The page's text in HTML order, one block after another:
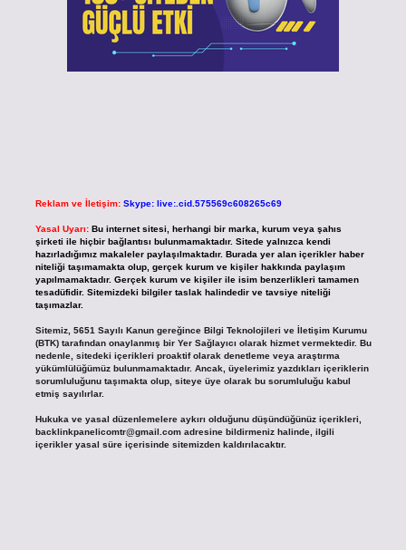
Reklam ve İletişim: Skype: live:.cid.575569c608265c69
Yasal Uyarı: Bu internet sitesi, herhangi bir marka, kurum veya şahıs
şirketi ile hiçbir bağlantısı bulunmamaktadır. Sitede yalnızca kendi
hazırladığımız makaleler paylaşılmaktadır. Burada yer alan içerikler haber
niteliği taşımamakta olup, gerçek kurum ve kişiler hakkında paylaşım
yapılmamaktadır. Gerçek kurum ve kişiler ile isim benzerlikleri tamamen
tesadüfidir. Sitemizdeki bilgiler taslak halindedir ve tavsiye niteliği
taşımazlar.
Sitemiz, 5651 Sayılı Kanun gereğince Bilgi Teknolojileri ve İletişim Kurumu
(BTK) tarafından onaylanmış bir Yer Sağlayıcı olarak hizmet vermektedir. Bu
nedenle, sitedeki içerikleri proaktif olarak denetleme veya araştırma
yükümlülüğümüz bulunmamaktadır. Ancak, üyelerimiz yazdıkları içeriklerin
sorumluluğunu taşımakta olup, siteye üye olarak bu sorumluluğu kabul
etmiş sayılırlar.
Hukuka ve yasal düzenlemelere aykırı olduğunu düşündüğünüz içerikleri,
backlinkpanelicomtr@gmail.comadresine bildirmeniz halinde, ilgili
içerikler yasal süre içerisinde sitemizden kaldırılacaktır.